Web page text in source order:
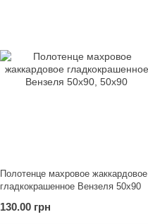
Полотенце махровое жаккардовое
гладкокрашенное Вензеля 50х90
130.00 грн